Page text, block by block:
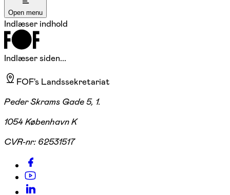
Open menu
Indlæser indhold
Indlæser siden...
FOF's Landssekretariat
Peder Skrams Gade 5, 1.
1054 København K
CVR-nr: 62531517